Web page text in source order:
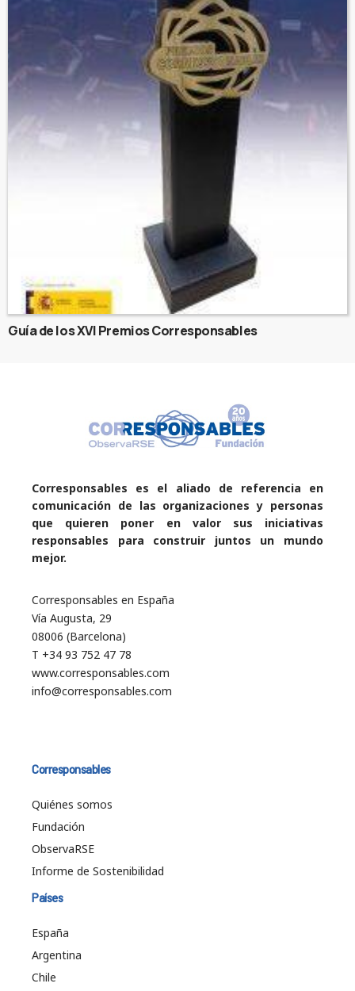
Guía de los XVI Premios Corresponsables
Corresponsables es el aliado de referencia en
comunicación de las organizaciones y personas
que quieren poner en valor sus iniciativas
responsables para construir juntos un mundo
mejor.
Corresponsables en España
Vía Augusta, 29
08006 (Barcelona)
T +34 93 752 47 78
www.corresponsables.com
info@corresponsables.com
Corresponsables
Quiénes somos
Fundación
ObservaRSE
Informe de Sostenibilidad
Países
España
Argentina
Chile